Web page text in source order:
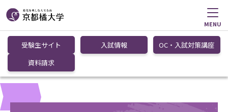
MENU
受験生サイト 入試情報
OC・入試対策講座
資料請求